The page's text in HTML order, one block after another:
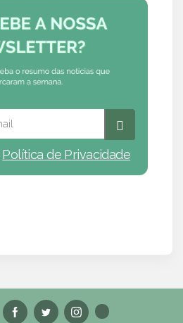
Política de Privacidade